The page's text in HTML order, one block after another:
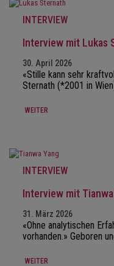
INTERVIEW
Interview mit Lukas
30. April 2026
«Stille kann sehr
Sternath (*2001 in
WEITER
INTERVIEW
Interview mit Tianwa
31. März 2026
«Ohne analytischen
vorhanden.» Geboren
WEITER